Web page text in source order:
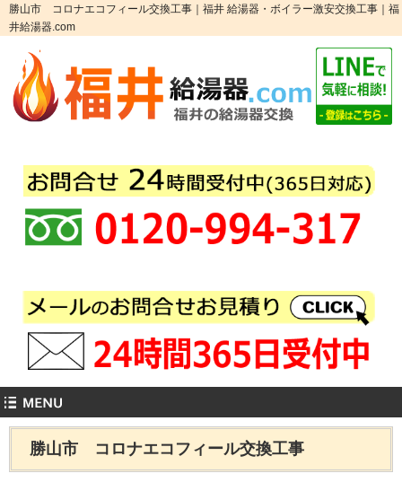
勝山市 コロナエコフィール交換工事｜福井 給湯器・ボイラー激安交換工事｜福
井給湯器.com
勝山市 コロナエコフィール交換工事